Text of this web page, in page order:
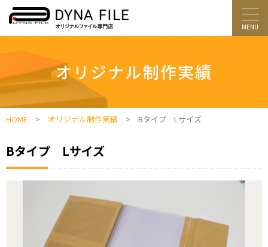
オリジナル制作実績
HOME > オリジナル制作実績 > Bタイプ Lサイズ
Bタイプ Lサイズ